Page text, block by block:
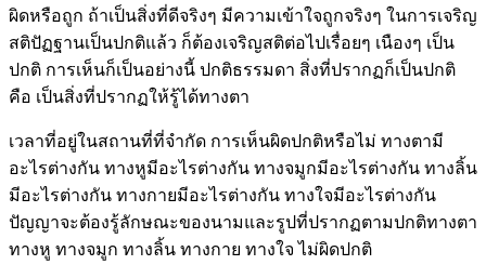
ผิดหรือถูก ถ้าเป็นสิ่งที่ดีจริงๆ มีความเข้าใจถูกจริงๆ ในการเจริญ
สติปัฏฐานเป็นปกติแล้ว ก็ต้องเจริญสติต่อไปเรื่อยๆ เนืองๆ เป็น
ปกติ การเห็นก็เป็นอย่างนี้ ปกติธรรมดา สิ่งที่ปรากฏก็เป็นปกติ
คือ เป็นสิ่งที่ปรากฏให้รู้ได้ทางตา
เวลาที่อยู่ในสถานที่ที่จำกัด การเห็นผิดปกติหรือไม่ ทางตามี
อะไรต่างกัน ทางหูมีอะไรต่างกัน ทางจมูกมีอะไรต่างกัน ทางลิ้น
มีอะไรต่างกัน ทางกายมีอะไรต่างกัน ทางใจมีอะไรต่างกัน
ปัญญาจะต้องรู้ลักษณะของนามและรูปที่ปรากฏตามปกติทางตา
ทางหู ทางจมูก ทางลิ้น ทางกาย ทางใจ ไม่ผิดปกติ